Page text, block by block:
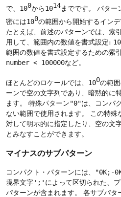
で、 100から1014までです。
パター
密には100の範囲から開始するイン
たとえば、前述のパターンでは、索
用して、範囲内の数値を書式設定:
範囲の数値を書式設定するための索
number < 100000など。
ほとんどのロケールでは、 100の範
ーンで空の文字列であり、暗黙的に
ます。
特殊パターン"0"は、コンパ
ない範囲で使用されます。
この特殊
対して明示的に指定したり、空の文
とみなすことができます。
マイナスのサブパターン
コンパクト・パターンには、 "0K;-
境界文字';' によって区切られた、
パターンが含まれます。
各サブパタ